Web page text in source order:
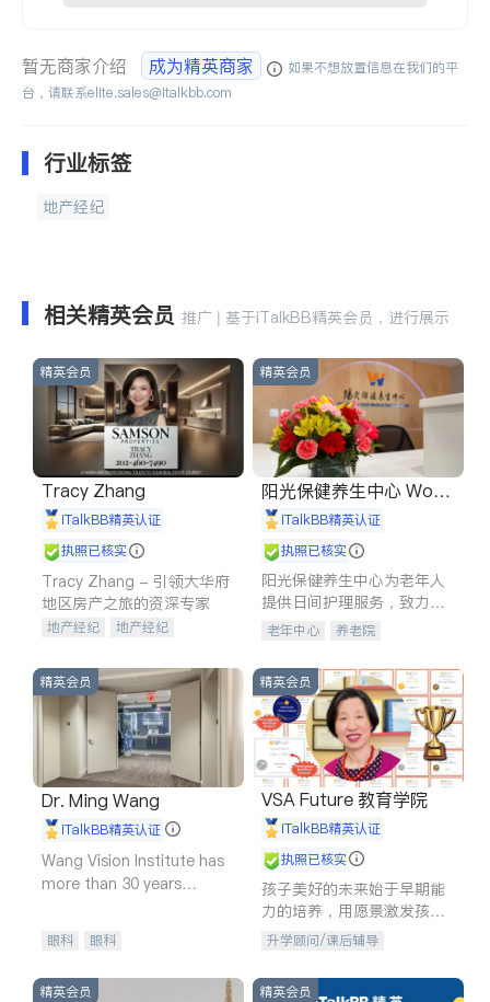
暂无商家介绍 成为精英商家
如果不想放置信息在我们的平
台，请联系elite.sales@italkbb.com
行业标签
地产经纪
相关精英会员 推广 | 基于iTalkBB精英会员，进行展示
精英会员
Tracy Zhang
iTalkBB精英认证
执照已核实
Tracy Zhang - 引领大华府
地区房产之旅的资深专家
地产经纪
地产经纪
商铺租售
开发商建商
精英会员
阳光保健养生中心 World
shine
iTalkBB精英认证
执照已核实
阳光保健养生中心为老年人
提供日间护理服务，致力于
通过持续的护理创新来有效
老年中心 养老院
精英会员
Dr. Ming Wang
iTalkBB精英认证
Wang Vision Institute has
more than 30 years
眼科 眼科
精英会员
VSA Future 教育学院
iTalkBB精英认证
执照已核实
孩子美好的未来始于早期能
力的培养，用愿景激发孩子
的学习潜力和动力。理念：
拥有成长型心态是成功的基
石。
升学顾问/课后辅导
精英会员 精英会员